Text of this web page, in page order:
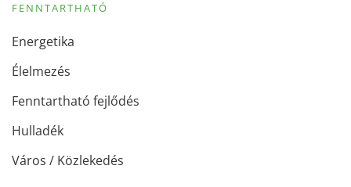
FENNTARTHATÓ
Energetika
Élelmezés
Fenntartható fejlődés
Hulladék
Város / Közlekedés